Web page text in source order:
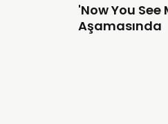
'Now You See
Aşamasında